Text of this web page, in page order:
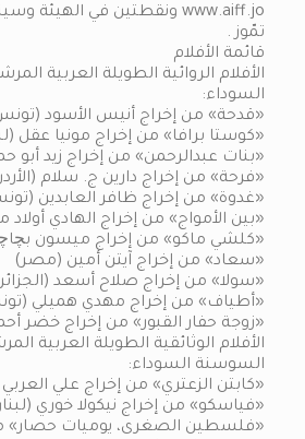
تمّوز .
قائمة الأفلام
الأفلام الروائية الطويلة العربية
السوداء:
«قدحة» من إخراج أنيس الأسود
«كوستا برافا» من إخراج مونيا عقل
«بنات عبدالرحمن» من إخراج زيد أبو
«فرحة» من إخراج دارين ج. سلام
«غدوة» من إخراج ظافر العابدين
«بين الأمواج» من إخراج الهادي
«كلشي ماكو» من إخراج ميسون
«سعاد» من إخراج آيتن أمين (مصر)
«سولا» من إخراج صلاح أسعد
«أطياف» من إخراج مهدي هميلي
«زوجة حفار القبور» من إخراج خضر
الأفلام الوثائقية الطويلة العربية
السوسنة السوداء:
«كابتن الزعتري» من إخراج علي
«فياسكو» من إخراج نيكولا خوري
«فلسطين الصغرى، يوميات حصار»